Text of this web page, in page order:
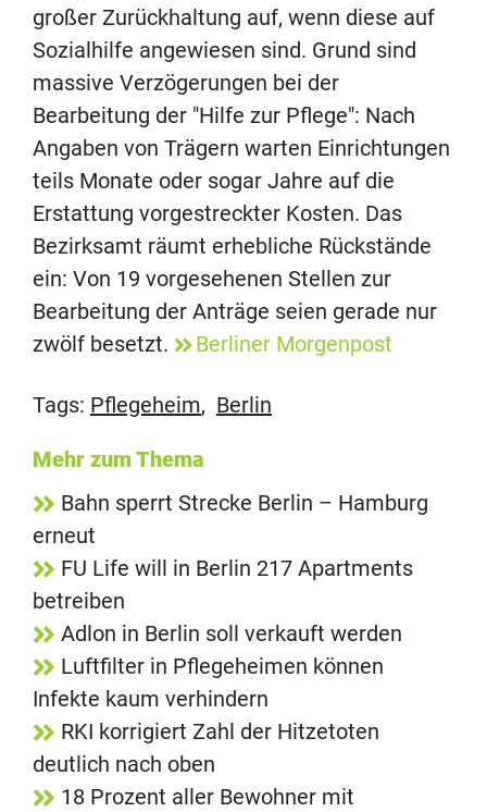
großer Zurückhaltung auf, wenn diese auf
Sozialhilfe angewiesen sind. Grund sind
massive Verzögerungen bei der
Bearbeitung der "Hilfe zur Pflege": Nach
Angaben von Trägern warten Einrichtungen
teils Monate oder sogar Jahre auf die
Erstattung vorgestreckter Kosten. Das
Bezirksamt räumt erhebliche Rückstände
ein: Von 19 vorgesehenen Stellen zur
Bearbeitung der Anträge seien gerade nur
zwölf besetzt.
Berliner Morgenpost
Tags: Pflegeheim, Berlin
Mehr zum Thema
Bahn sperrt Strecke Berlin – Hamburg
erneut
FU Life will in Berlin 217 Apartments
betreiben
Adlon in Berlin soll verkauft werden
Luftfilter in Pflegeheimen können
Infekte kaum verhindern
RKI korrigiert Zahl der Hitzetoten
deutlich nach oben
18 Prozent aller Bewohner mit